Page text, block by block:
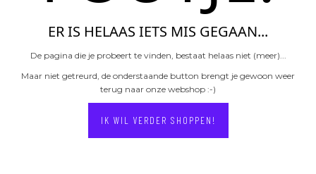
ER IS HELAAS IETS MIS GEGAAN...
De pagina die je probeert te vinden, bestaat helaas niet (meer)...
Maar niet getreurd, de onderstaande button brengt je gewoon weer
terug naar onze webshop :-)
IK WIL VERDER SHOPPEN!